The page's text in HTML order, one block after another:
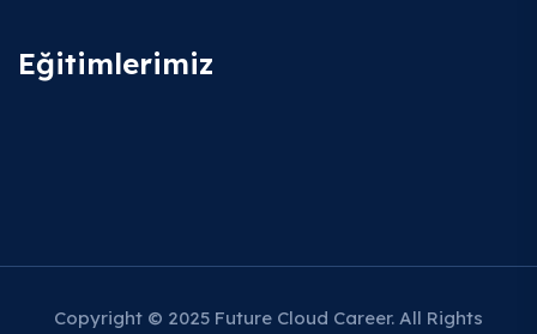
Eğitimlerimiz
Copyright © 2025 Future Cloud Career. All Rights